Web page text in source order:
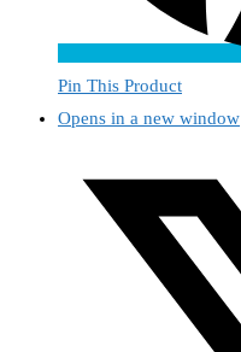
Pin This Product
Opens in a new window